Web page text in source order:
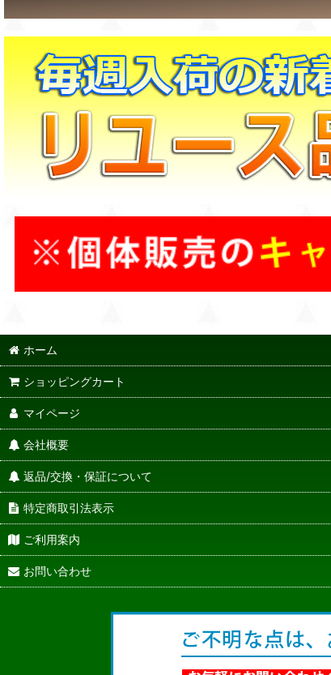
ホーム
ショッピングカート
マイページ
会社概要
返品/交換・保証について
特定商取引法表示
ご利用案内
お問い合わせ